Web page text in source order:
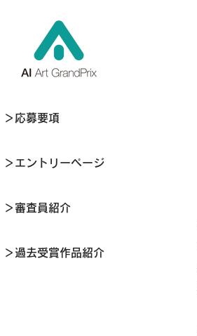
＞応募要項
＞エントリーページ
＞審査員紹介
＞過去受賞作品紹介